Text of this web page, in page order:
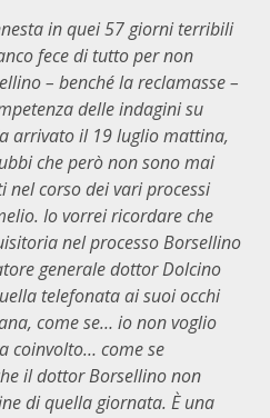
in quei 57 giorni terribili
fece di tutto per non
– benché la reclamasse –
delle indagini su
arrivato il 19 luglio mattina,
che però non sono mai
corso dei vari processi
Io vorrei ricordare che
nel processo Borsellino
generale dottor Dolcino
telefonata ai suoi occhi
come se… io non voglio
coinvolto… come se
il dottor Borsellino non
di quella giornata. È una